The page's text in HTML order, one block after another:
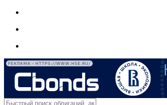
РЕКЛАМА • HTTPS://WWW.HSE.RU/